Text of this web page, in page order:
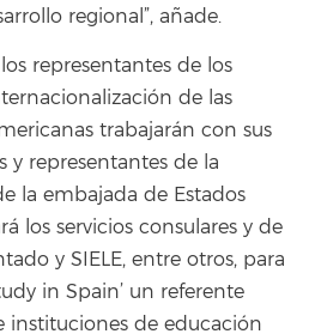
regional”, añade.
representantes de los
de las
trabajarán con sus
y representantes de la
la embajada de Estados
los servicios consulares y de
y SIELE, entre otros, para
in Spain’ un referente
instituciones de educación